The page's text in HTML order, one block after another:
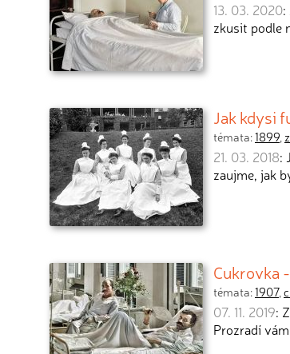
13. 03. 2020:
zkusit podle
Jak kdysi
témata:1899,
21. 03. 2018:
zaujme, jak
Cukrovka
témata:1907,
07. 11. 2019:
Prozradí